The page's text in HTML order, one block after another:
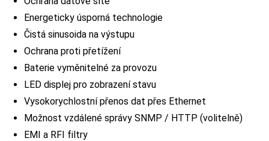
Energeticky úsporná technologie
Čistá sinusoida na výstupu
Ochrana proti přetížení
Baterie vyměnitelné za provozu
LED displej pro zobrazení stavu
Vysokorychlostní přenos dat přes Ethernet
Možnost vzdálené správy SNMP / HTTP (volitelně)
EMI a RFI filtry